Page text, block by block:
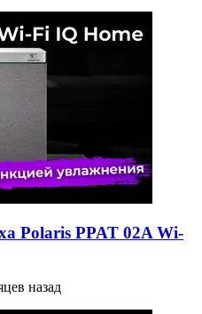
Polaris PPAT 02A Wi-
назад